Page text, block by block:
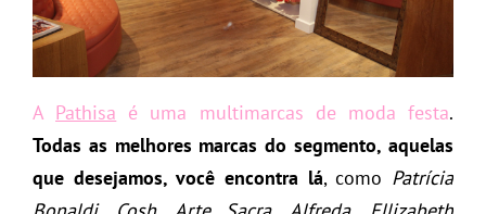
A Pathisa é uma multimarcas de moda festa.
Todas as melhores marcas do segmento, aquelas
que desejamos, você encontra lá, como Patrícia